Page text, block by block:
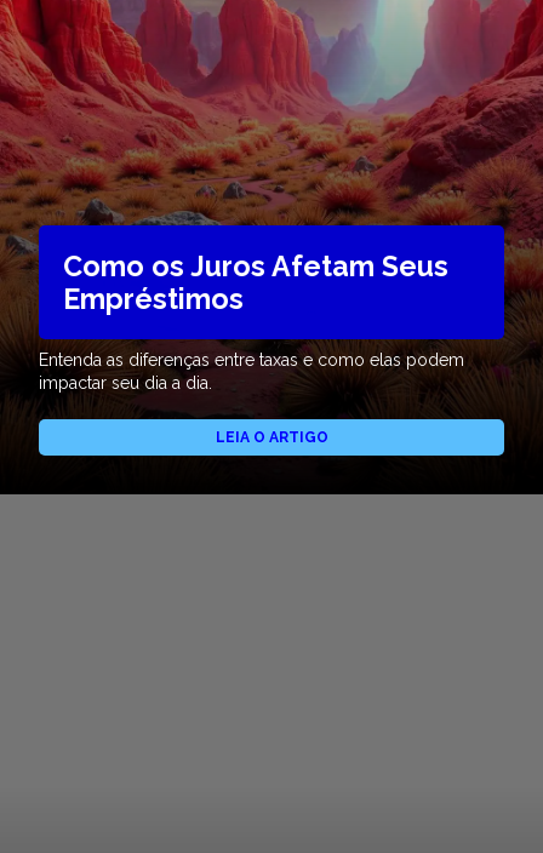
Como os Juros Afetam Seus
Empréstimos
Entenda as diferenças entre taxas e como elas podem
impactar seu dia a dia.
LEIA O ARTIGO